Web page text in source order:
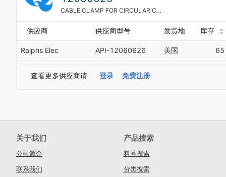
CABLE CLAMP FOR CIRCULAR CONNECTOR - FOR #11 SHELL SIZE - CABLE OUTSIDE DIAMETER (MAX.): .329" - MATERIAL: BLACK THERMOPLASTIC, HEAT STABILIZED, FIRE RESISTANT, SELF EXTINGUISHING, 94V-1 RATED - STANDARD SIZE - ADJUSTMENT RANGE: .004"-.055" - CABLE CLAMPS ARE USED TO PREVENT EXCESSIVE STRAIN ON CABLE OR WIRE BEING TRANSMITTED TO THE CONTACTS INSIDE THE CONNECTOR HOUSINGS - ROHS COMPLIANT
供应商 供应商型号 发货地 库存
Ralphs Elec API-12060626 美国 65
查看更多供应商请 登录 免费注册
关于我们
公司简介
联系我们
产品搜索
料号搜索
分类搜索